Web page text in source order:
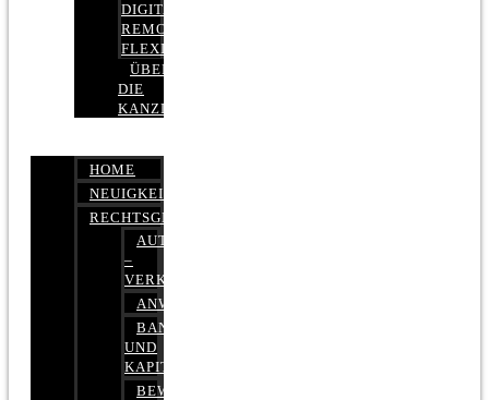
DIGITAL,
REMOTE,
FLEXIBEL
ÜBER
DIE
KANZLEI
HOME
NEUIGKEITEN
RECHTSGEBIETE
AUTOBETRUG
–
VERKEHRSRECHT
ANWALTSHAFTUNGSRECHT
BANK-
UND
KAPITALMARKTRECHT
BEWERTUNGEN